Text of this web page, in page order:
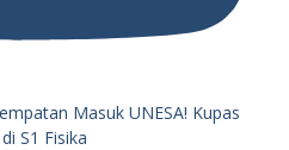
Masuk UNESA! Kupas
S1 Fisika